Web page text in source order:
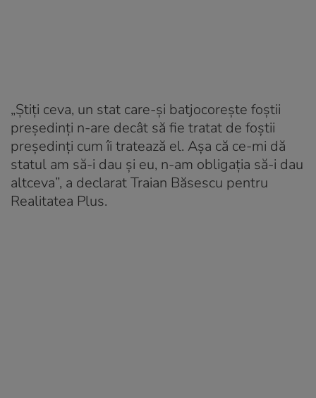
„Ştiţi ceva, un stat care-şi batjocoreşte foştii
preşedinţi n-are decât să fie tratat de foştii
preşedinţi cum îi tratează el. Aşa că ce-mi dă
statul am să-i dau şi eu, n-am obligaţia să-i dau
altceva”, a declarat Traian Băsescu pentru
Realitatea Plus.